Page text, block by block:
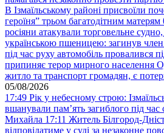
В Ізмаїльському районі присвоїли
героїня” трьом багатодітним матерям
росіяни атакували торговельне
українською пшеницею: загинув
під час руху автомобіль провалився
припиняє терор мирного населення
житло та транспорт громадян, є
05/08/2026
17:49 Рік у небесному строю:
вшанували пам’ять загиблого під
Михайла 17:11 Житель Білгород-
відповідатиме у суді за незаконне